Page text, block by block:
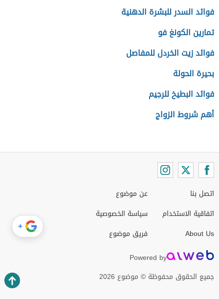
فوائد السدر للبشرة الدهنية
تمارين الكونغ فو
فوائد زيت الخردل للمفاصل
بحيرة الحولة
فوائد البطيخ للرجيم
أهم شروط الزواج
اتصل بنا
اتفاقية الاستخدام
About Us
عن موضوع
سياسة الخصوصية
فريق موضوع
Powered by
جميع الحقوق محفوظة © موضوع 2026
+